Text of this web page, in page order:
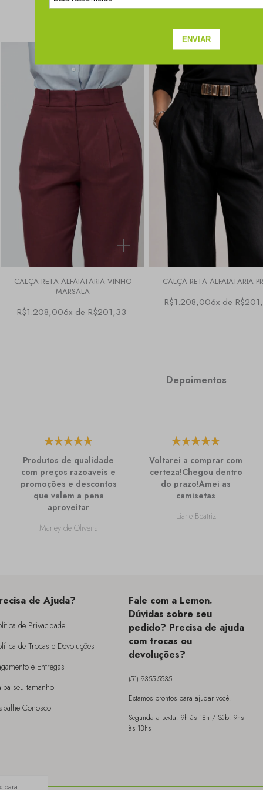
para
CALÇA RETA ALFAIATARIA VINHO
MARSALA
R$1.208,006x de R$201,33
CALÇA RETA ALFAIATARIA
R$1.208,006x de
Depoimentos
Produtos de qualidade
com preços razoaveis e
promoções e descontos
que valem a pena
aproveitar
Marley de Oliveira
Voltarei a comprar com
certeza!Chegou dentro
do prazo!Amei as
camisetas
Liane Beatriz
de Ajuda?
de Privacidade
de Trocas e Devoluções
e Entregas
seu tamanho
Conosco
Fale com a Lemon.
Dúvidas sobre seu
pedido? Precisa de ajuda
com trocas ou
devoluções?
Estamos prontos para ajudar você!
Segunda a sexta: 9h às 18h / Sáb: 9hs
às 13hs